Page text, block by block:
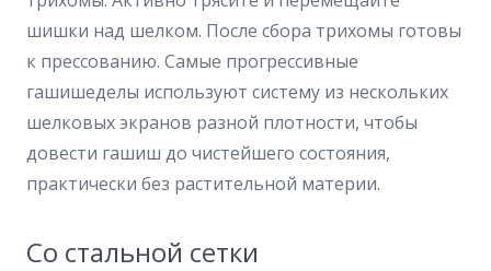
шишки над шелком. После сбора трихомы готовы
к прессованию. Самые прогрессивные
гашишеделы используют систему из нескольких
шелковых экранов разной плотности, чтобы
довести гашиш до чистейшего состояния,
практически без растительной материи.
Со стальной сетки